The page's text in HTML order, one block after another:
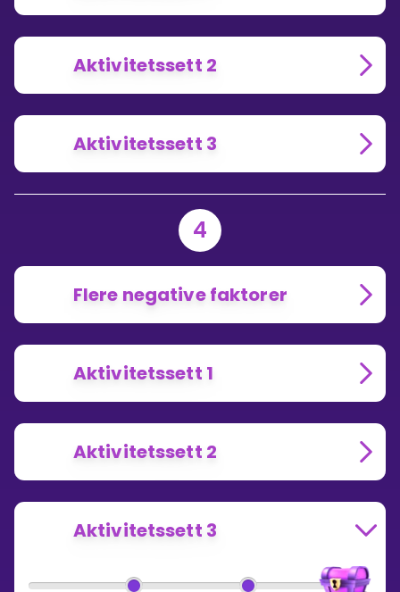
Aktivitetssett 2
Aktivitetssett 3
4
Flere negative faktorer
Aktivitetssett 1
Aktivitetssett 2
Aktivitetssett 3